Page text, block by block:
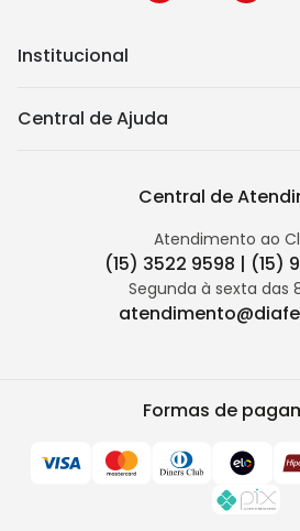
Institucional
Central de Ajuda
Central de
Atendimento ao
(15) 3522 9598 | (15)
Segunda à sexta das
Formas de